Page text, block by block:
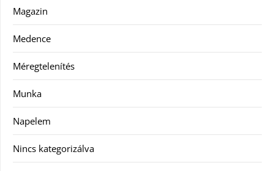
Magazin
Medence
Méregtelenítés
Munka
Napelem
Nincs kategorizálva